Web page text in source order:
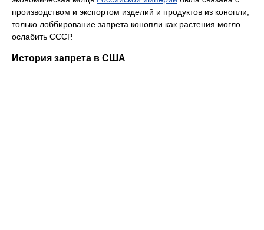
производством и экспортом изделий и продуктов из конопли,
только лоббирование запрета конопли как растения могло
ослабить СССР.
История запрета в США